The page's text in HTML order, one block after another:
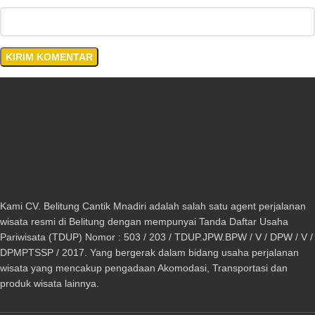
Kami CV. Belitung Cantik Mnadiri adalah salah satu agent perjalanan
wisata resmi di Belitung dengan mempunyai Tanda Daftar Usaha
Pariwisata (TDUP) Nomor : 503 / 203 / TDUP.JPW.BPW / V / DPW / V /
DPMPTSSP / 2017. Yang bergerak dalam bidang usaha perjalanan
wisata yang mencakup pengadaan Akomodasi, Transportasi dan
produk wisata lainnya.